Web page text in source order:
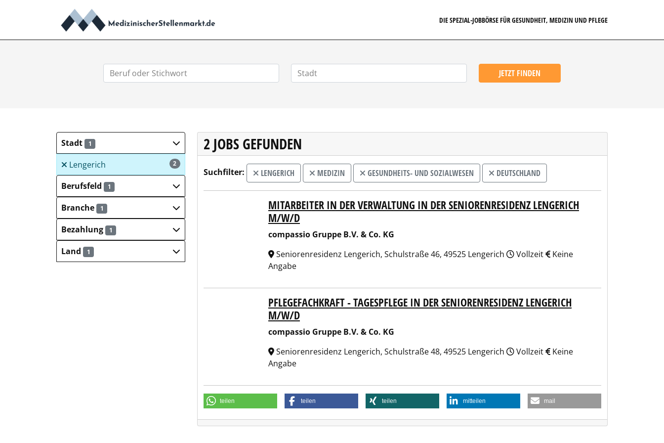
DIE SPEZIAL-JOBBÖRSE FÜR GESUNDHEIT, MEDIZIN UND PFLEGE
JETZT FINDEN
Stadt 1
2
Lengerich
Berufsfeld
1
Branche 1
Bezahlung 1
Land 1
2 JOBS GEFUNDEN
Suchfilter: LENGERICH MEDIZIN GESUNDHEITS- UND SOZIALWESEN DEUTSCHLAND
compassio Gruppe B.V. & Co. KGMITARBEITER IN DER VERWALTUNG IN DER SENIORENRESIDENZ LENGERICH
M/W/D
compassio Gruppe B.V. & Co. KG
Seniorenresidenz Lengerich, Schulstraße 46, 49525 Lengerich
Vollzeit
Keine
Angabe
compassio Gruppe B.V. & Co. KGPFLEGEFACHKRAFT - TAGESPFLEGE IN DER SENIORENRESIDENZ LENGERICH
M/W/D
compassio Gruppe B.V. & Co. KG
Seniorenresidenz Lengerich, Schulstraße 48, 49525 Lengerich
Vollzeit
Keine
Angabe
teilen teilen teilen mitteilen mail